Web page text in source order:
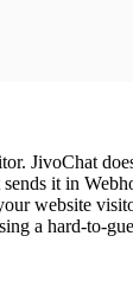
JivoChat
it in
website
a hard-to-